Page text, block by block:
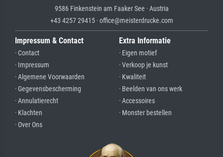
9586 Finkenstein am Faaker See · Austria
+43 4257 29415 · office@meisterdrucke.com
Impressum & Contact
· Contact
· Impressum
· Algemene Voorwaarden
· Gegevensbescherming
· Annulatierecht
· Klachten
· Over Ons
Extra Informatie
· Eigen motief
· Verkoop je kunst
· Kwaliteit
· Beelden van ons werk
· Accessoires
· Monster bestellen